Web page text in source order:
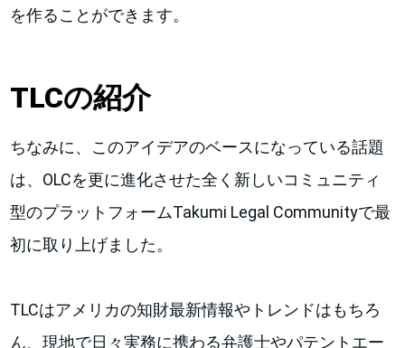
を作ることができます。
TLCの紹介
ちなみに、このアイデアのベースになっている話題
は、OLCを更に進化させた全く新しいコミュニティ
型のプラットフォームTakumi Legal Communityで最
初に取り上げました。
TLCはアメリカの知財最新情報やトレンドはもちろ
ん、現地で日々実務に携わる弁護士やパテントエー